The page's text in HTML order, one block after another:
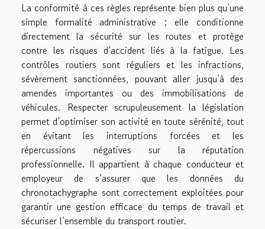
La conformité à ces règles représente bien plus qu’une
simple formalité administrative ; elle conditionne
directement la sécurité sur les routes et protège
contre les risques d’accident liés à la fatigue. Les
contrôles routiers sont réguliers et les infractions,
sévèrement sanctionnées, pouvant aller jusqu’à des
amendes importantes ou des immobilisations de
véhicules. Respecter scrupuleusement la législation
permet d’optimiser son activité en toute sérénité, tout
en évitant les interruptions forcées et les
répercussions négatives sur la réputation
professionnelle. Il appartient à chaque conducteur et
employeur de s’assurer que les données du
chronotachygraphe sont correctement exploitées pour
garantir une gestion efficace du temps de travail et
sécuriser l’ensemble du transport routier.